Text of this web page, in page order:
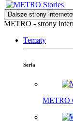
Stories
Dalsze strony
METRO - strony
Tematy
Seria
METRO